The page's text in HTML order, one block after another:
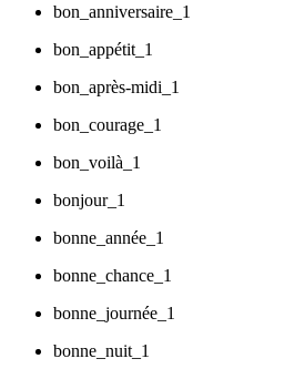
bon_anniversaire_1
bon_appétit_1
bon_après-midi_1
bon_courage_1
bon_voilà_1
bonjour_1
bonne_année_1
bonne_chance_1
bonne_journée_1
bonne_nuit_1